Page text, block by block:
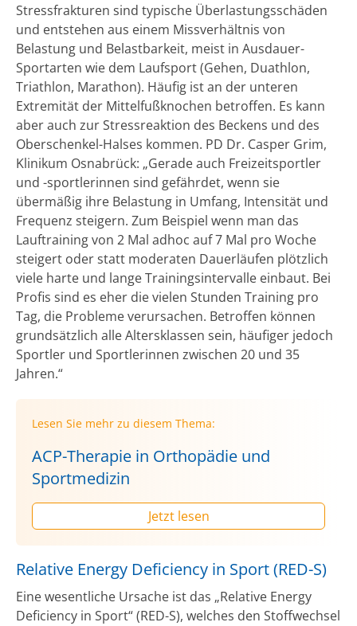
Stressfrakturen sind typische Überlastungsschäden
und entstehen aus einem Missverhältnis von
Belastung und Belastbarkeit, meist in Ausdauer-
Sportarten wie dem Laufsport (Gehen, Duathlon,
Triathlon, Marathon). Häufig ist an der unteren
Extremität der Mittelfußknochen betroffen. Es kann
aber auch zur Stressreaktion des Beckens und des
Oberschenkel-Halses kommen. PD Dr. Casper Grim,
Klinikum Osnabrück: „Gerade auch Freizeitsportler
und -sportlerinnen sind gefährdet, wenn sie
übermäßig ihre Belastung in Umfang, Intensität und
Frequenz steigern. Zum Beispiel wenn man das
Lauftraining von 2 Mal adhoc auf 7 Mal pro Woche
steigert oder statt moderaten Dauerläufen plötzlich
viele harte und lange Trainingsintervalle einbaut. Bei
Profis sind es eher die vielen Stunden Training pro
Tag, die Probleme verursachen. Betroffen können
grundsätzlich alle Altersklassen sein, häufiger jedoch
Sportler und Sportlerinnen zwischen 20 und 35
Jahren.“
Lesen Sie mehr zu diesem Thema:
ACP-Therapie in Orthopädie und
Sportmedizin
Jetzt lesen
Relative Energy Deficiency in Sport (RED-S)
Eine wesentliche Ursache ist das „Relative Energy
Deficiency in Sport“ (RED-S), welches den Stoffwechsel